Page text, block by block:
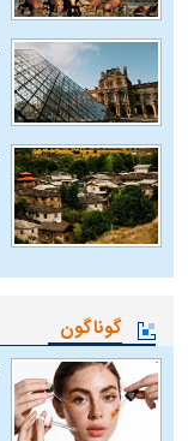
گوناگون